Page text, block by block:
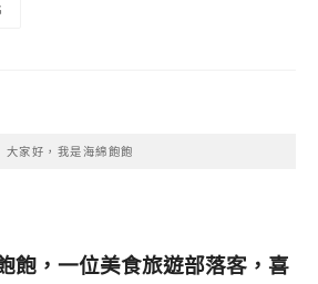
大家好，我是海綿飽飽
飽，一位美食旅遊部落客， 喜